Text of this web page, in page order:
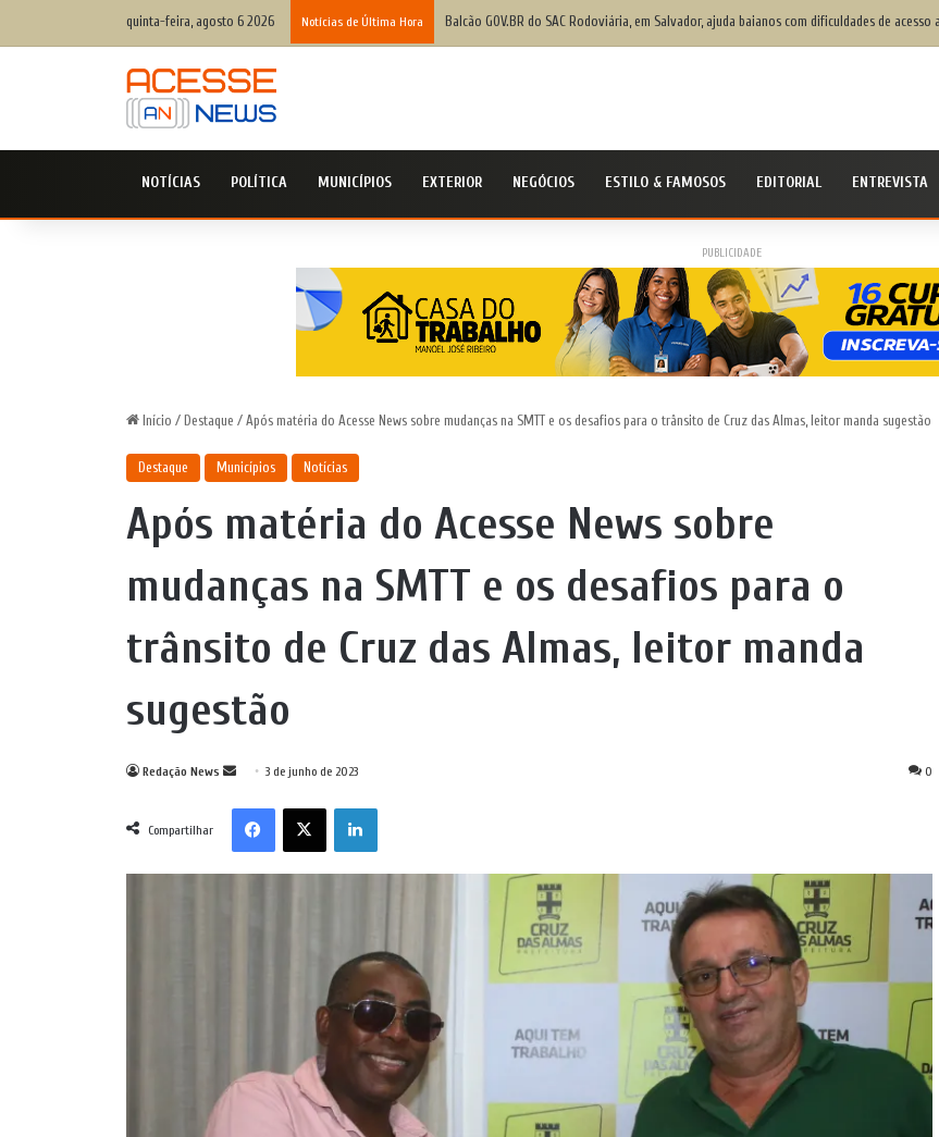
quinta-feira, agosto 6 2026 Notícias de Última Hora O fim da escala 6×1 reduz horas, mas os riscos na justiça trabalhista ainda serão os mesmos
NOTÍCIAS POLÍTICA MUNICÍPIOS EXTERIOR NEGÓCIOS ESTILO & FAMOSOS EDITORIAL ENTREVISTA
PUBLICIDADE
Início / Destaque / Após matéria do Acesse News sobre mudanças na SMTT e os desafios para o trânsito de Cruz das Almas, leitor manda sugestão
Destaque Municípios Notícias
Após matéria do Acesse News sobre
mudanças na SMTT e os desafios para o
trânsito de Cruz das Almas, leitor manda
sugestão
Redação News
Mande
mail
3 de junho de 2023 0
Compartilhar
FacebookX Linkedin